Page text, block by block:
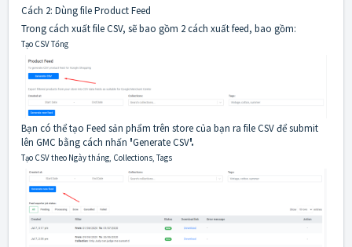
Cách 2: Dùng file Product Feed
Trong cách xuất file CSV, sẽ bao gồm 2 cách xuất feed, bao gồm:
Tạo CSV Tổng
Bạn có thể tạo Feed sản phẩm trên store của bạn ra file CSV để submit
lên GMC bằng cách nhấn 'Generate CSV'.
Tạo CSV theo Ngày tháng, Collections, Tags